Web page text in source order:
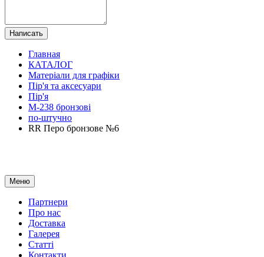
Написать
Главная
КАТАЛОГ
Матеріали для графіки
Пір'я та аксесуари
Пір'я
M-238 бронзові
по-штучно
RR Перо бронзове №6
Меню
Партнери
Про нас
Доставка
Галерея
Статтi
Контакти